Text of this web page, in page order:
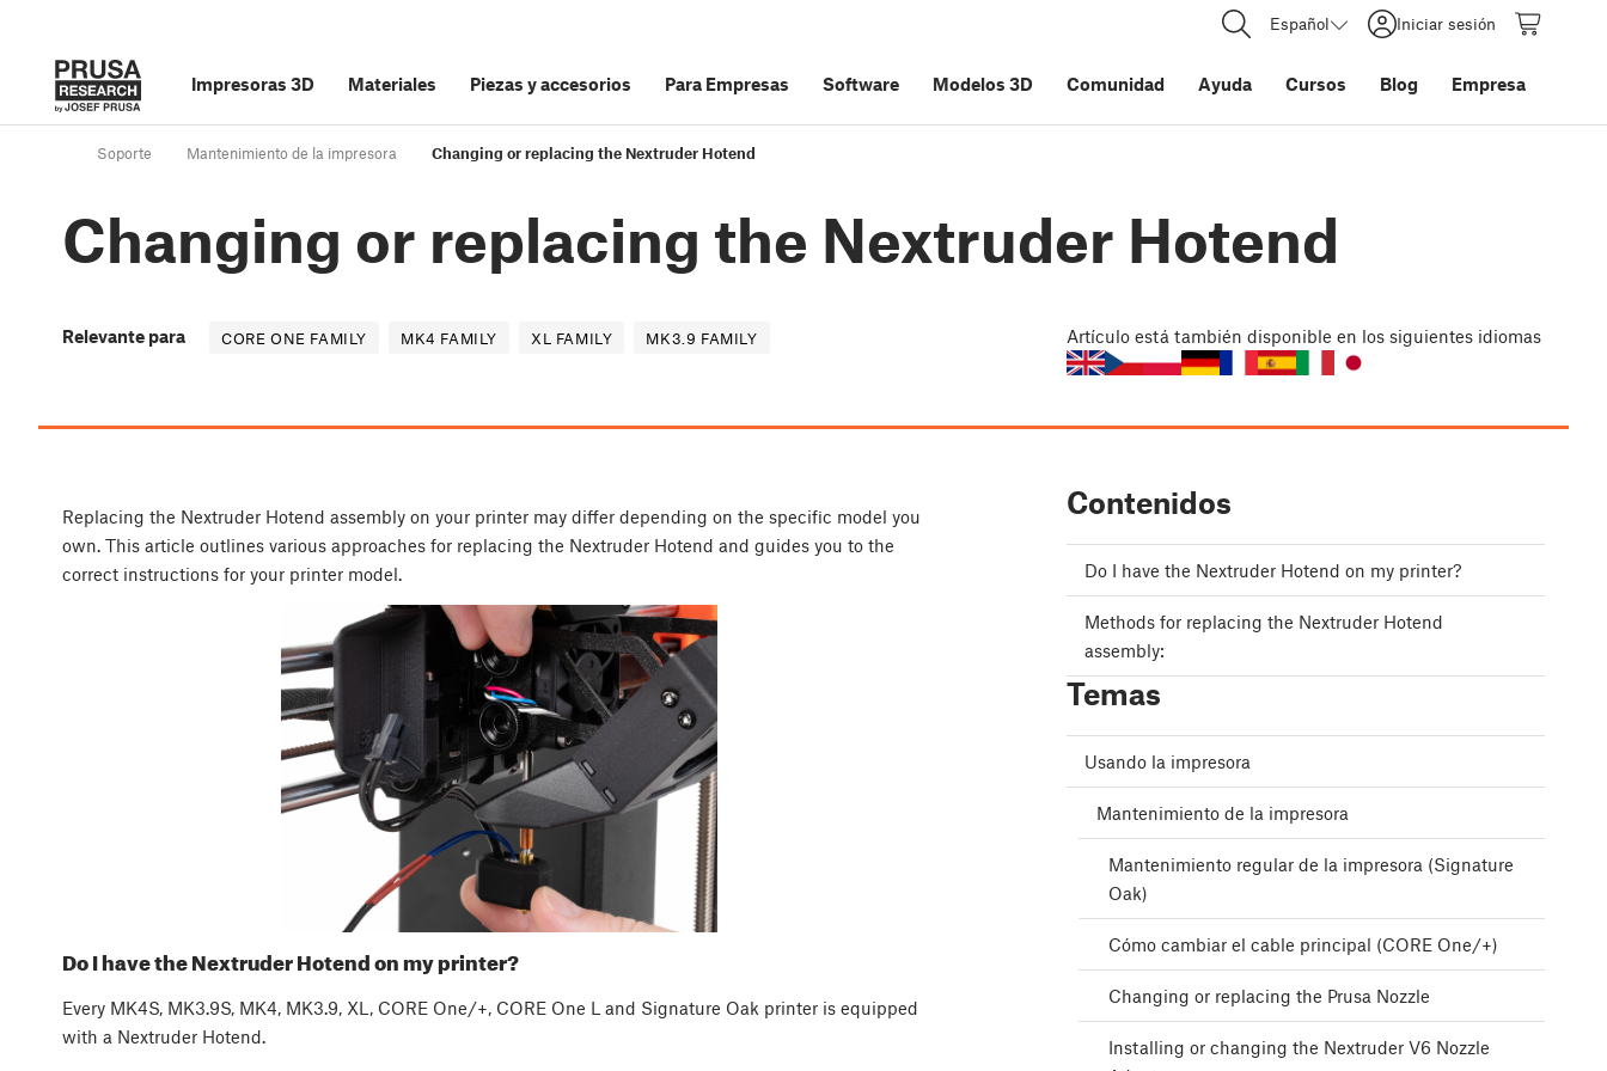
Español Iniciar sesión
Impresoras 3D Materiales Piezas y accesorios Para Empresas Software Modelos 3D Comunidad Ayuda Cursos Blog Empresa
Soporte Mantenimiento de la impresora Changing or replacing the Nextruder Hotend
Changing or replacing the Nextruder Hotend
Relevante para CORE ONE FAMILY MK4 FAMILY XL FAMILY MK3.9 FAMILY Artículo está también disponible en los siguientes idiomas
Replacing the Nextruder Hotend assembly on your printer may differ depending on the specific model you
own. This article outlines various approaches for replacing the Nextruder Hotend and guides you to the
correct instructions for your printer model.
Do I have the Nextruder Hotend on my printer?
Every MK4S, MK3.9S, MK4, MK3.9, XL, CORE One/+, CORE One L and Signature Oak printer is equipped
with a Nextruder Hotend.
Contenidos
Do I have the Nextruder Hotend on my printer?
Methods for replacing the Nextruder Hotend
assembly:
Temas
Usando la impresora
Mantenimiento de la impresora
Mantenimiento regular de la impresora (Signature
Oak)
Cómo cambiar el cable principal (CORE One/+)
Changing or replacing the Prusa Nozzle
Installing or changing the Nextruder V6 Nozzle